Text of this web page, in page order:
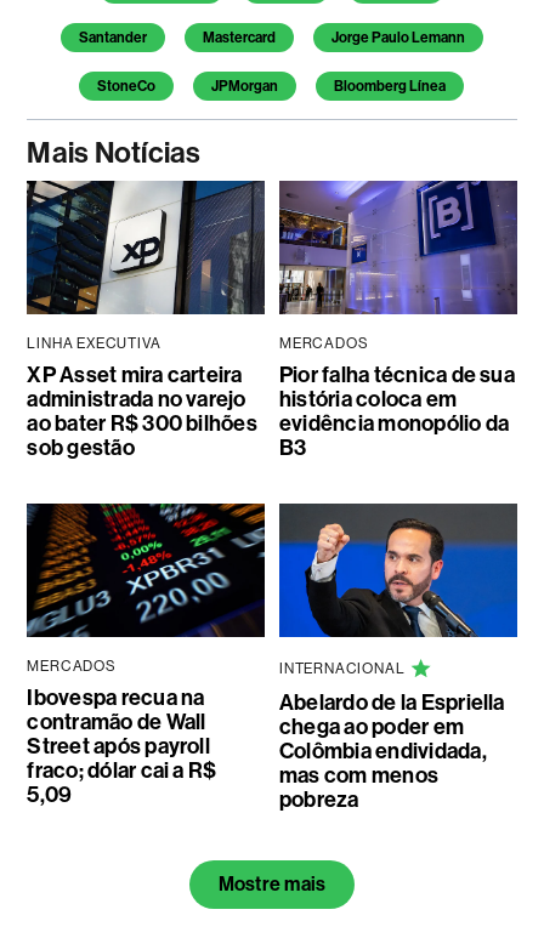
Santander Mastercard Jorge Paulo Lemann
StoneCo JPMorgan Bloomberg Línea
Mais Notícias
LINHA EXECUTIVA
XP Asset mira carteira
administrada no varejo
ao bater R$ 300 bilhões
sob gestão
MERCADOS
Pior falha técnica de sua
história coloca em
evidência monopólio da
B3
MERCADOS
Ibovespa recua na
contramão de Wall
Street após payroll
fraco; dólar cai a R$
5,09
INTERNACIONAL
Abelardo de la Espriella
chega ao poder em
Colômbia endividada,
mas com menos
pobreza
Mostre mais